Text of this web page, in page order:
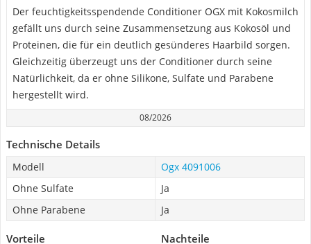
Der feuchtigkeitsspendende Conditioner OGX mit Kokosmilch
gefällt uns durch seine Zusammensetzung aus Kokosöl und
Proteinen, die für ein deutlich gesünderes Haarbild sorgen.
Gleichzeitig überzeugt uns der Conditioner durch seine
Natürlichkeit, da er ohne Silikone, Sulfate und Parabene
hergestellt wird.
08/2026
Technische Details
Modell
Ogx 4091006
Ohne Sulfate
Ja
Ohne Parabene
Ja
Vorteile Nachteile